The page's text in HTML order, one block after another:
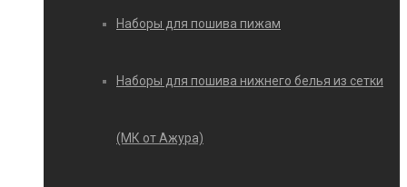
Наборы для пошива пижам
Наборы для пошива нижнего белья из сетки
(МК от Ажура)